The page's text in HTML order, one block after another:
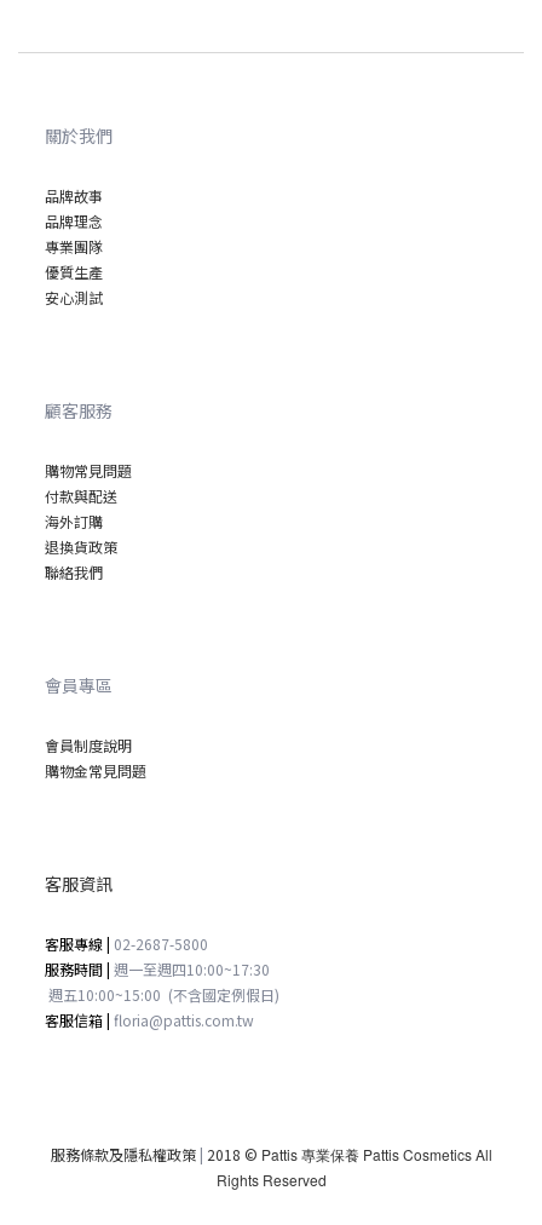
關於我們
品牌故事
品牌理念
專業團隊
優質生產
安心測試
顧客服務
購物常見問題
付款與配送
海外訂購
退換貨政策
聯絡我們
會員專區
會員制度說明
購物金常見問題
客服資訊
客服專線 | 02-2687-5800
服務時間 | 週一至週四10:00~17:30
週五10:00~15:00 (不含國定例假日)
客服信箱 | floria@pattis.com.tw
服務條款及隱私權政策 | 2018 © Pattis 專業保養 Pattis Cosmetics All
Rights Reserved